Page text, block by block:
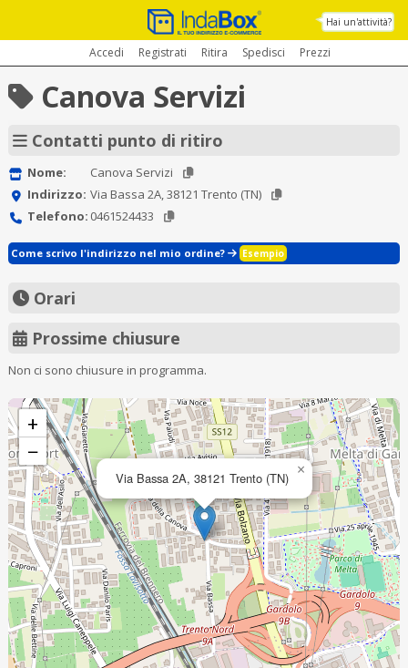
Hai un'attività?
Accedi Registrati Ritira Spedisci Prezzi
Canova Servizi
Contatti punto di ritiro
Nome:
Canova Servizi
Indirizzo: Via Bassa 2A, 38121 Trento (TN)
Telefono: 0461524433
Come scrivo l'indirizzo nel mio ordine? Esempio
Orari
Prossime chiusure
Non ci sono chiusure in programma.
Via Bassa 2A, 38121 Trento (TN) ×
+
−